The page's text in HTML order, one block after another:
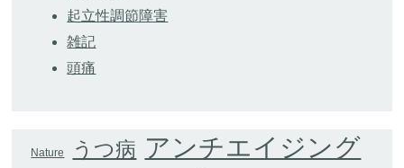
起立性調節障害
雑記
頭痛
Nature うつ病 アンチエイジング